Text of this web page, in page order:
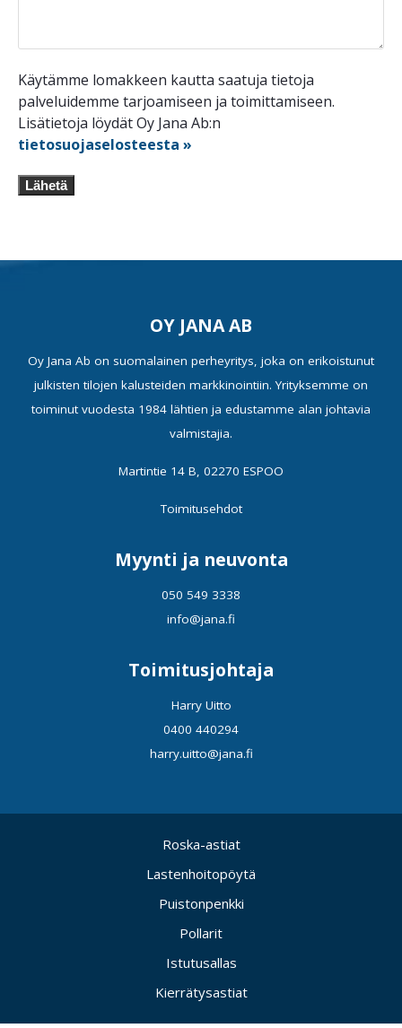
Käytämme lomakkeen kautta saatuja tietoja
palveluidemme tarjoamiseen ja toimittamiseen.
Lisätietoja löydät Oy Jana Ab:n
tietosuojaselosteesta »
Lähetä
OY JANA AB
Oy Jana Ab on suomalainen perheyritys, joka on erikoistunut
julkisten tilojen kalusteiden markkinointiin. Yrityksemme on
toiminut vuodesta 1984 lähtien ja edustamme alan johtavia
valmistajia.
Martintie 14 B, 02270 ESPOO
Toimitusehdot
Myynti ja neuvonta
050 549 3338
info@jana.fi
Toimitusjohtaja
Harry Uitto
0400 440294
harry.uitto@jana.fi
Roska-astiat
Lastenhoitopöytä
Puistonpenkki
Pollarit
Istutusallas
Kierrätysastiat